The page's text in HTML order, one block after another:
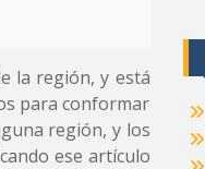
la región, y está
para conformar
región, y los
ese artículo